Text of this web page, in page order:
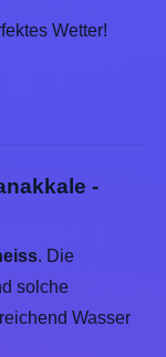
Wetter!
-
. Die
solche
Wasser